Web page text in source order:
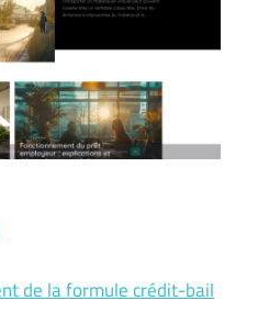
de la formule crédit-bail